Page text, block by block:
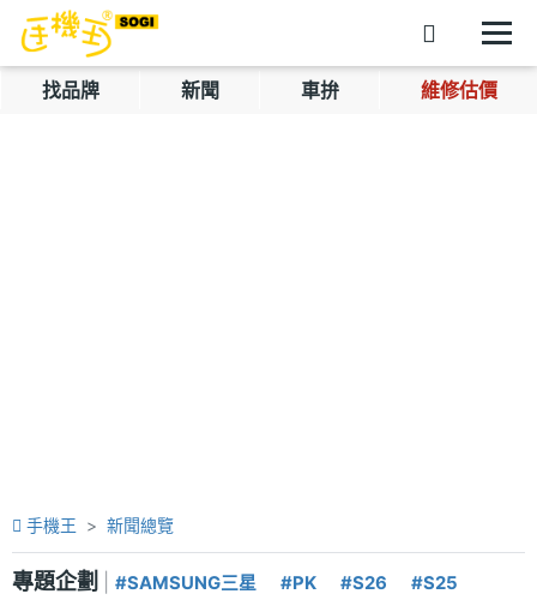
找品牌 新聞 車拚 維修估價
手機王 新聞總覽
專題企劃 #SAMSUNG三星 #PK #S26 #S25